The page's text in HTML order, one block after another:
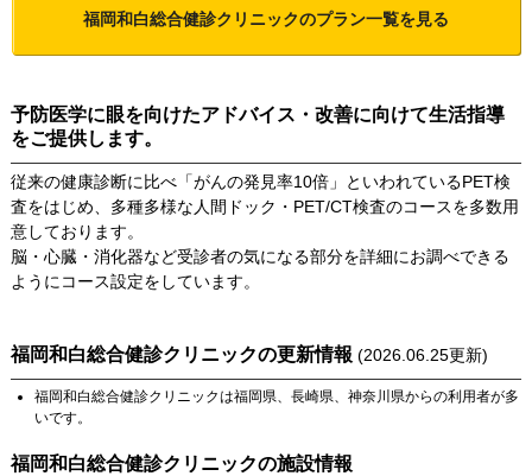
福岡和白総合健診クリニックのプラン一覧を見る
予防医学に眼を向けたアドバイス・改善に向けて生活指導
をご提供します。
従来の健康診断に比べ「がんの発見率10倍」といわれているPET検
査をはじめ、多種多様な人間ドック・PET/CT検査のコースを多数用
意しております。
脳・心臓・消化器など受診者の気になる部分を詳細にお調べできる
ようにコース設定をしています。
福岡和白総合健診クリニックの更新情報 (2026.06.25更新)
福岡和白総合健診クリニックは福岡県、 長崎県、 神奈川県からの利用者が多
いです。
福岡和白総合健診クリニックの施設情報